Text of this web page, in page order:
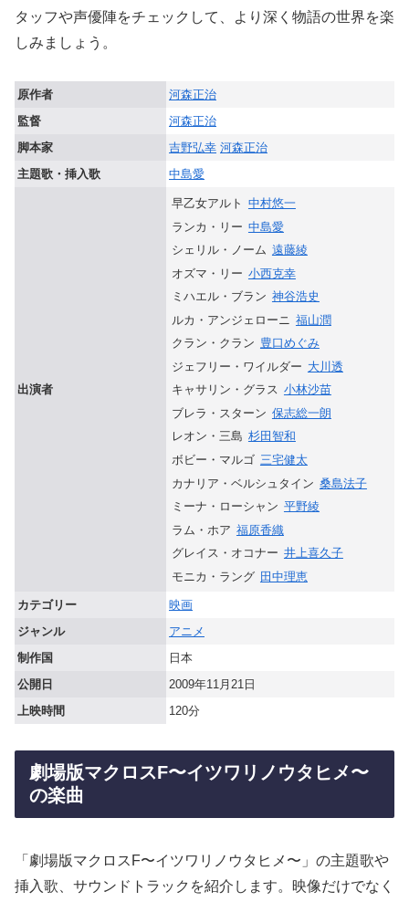
タッフや声優陣をチェックして、より深く物語の世界を楽
しみましょう。
原作者
河森正治
監督
河森正治
脚本家
吉野弘幸 河森正治
主題歌・挿入歌
中島愛
出演者
早乙女アルト 中村悠一
ランカ・リー 中島愛
シェリル・ノーム 遠藤綾
オズマ・リー 小西克幸
ミハエル・ブラン 神谷浩史
ルカ・アンジェローニ 福山潤
クラン・クラン 豊口めぐみ
ジェフリー・ワイルダー 大川透
キャサリン・グラス 小林沙苗
ブレラ・スターン 保志総一朗
レオン・三島 杉田智和
ボビー・マルゴ 三宅健太
カナリア・ベルシュタイン 桑島法子
ミーナ・ローシャン 平野綾
ラム・ホア 福原香織
グレイス・オコナー 井上喜久子
モニカ・ラング 田中理恵
カテゴリー
映画
ジャンル
アニメ
制作国
日本
公開日
2009年11月21日
上映時間
120分
劇場版マクロスF〜イツワリノウタヒメ〜
の楽曲
「劇場版マクロスF〜イツワリノウタヒメ〜」の主題歌や
挿入歌、サウンドトラックを紹介します。映像だけでなく